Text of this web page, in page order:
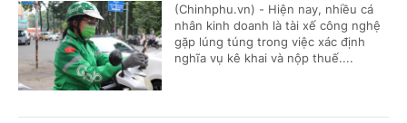
(Chinhphu.vn) - Hiện nay, nhiều cá
nhân kinh doanh là tài xế công nghệ
gặp lúng túng trong việc xác định
nghĩa vụ kê khai và nộp thuế....